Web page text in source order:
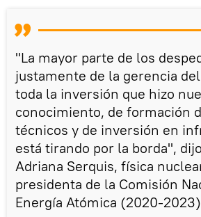
"La mayor parte de los
justamente de la gerencia del
toda la inversión que hizo
conocimiento, de formación
técnicos y de inversión en
está tirando por la borda",
Adriana Serquis, física
presidenta de la Comisión
Energía Atómica (2020-